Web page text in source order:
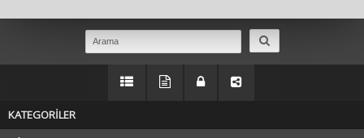
KATEGORİLER